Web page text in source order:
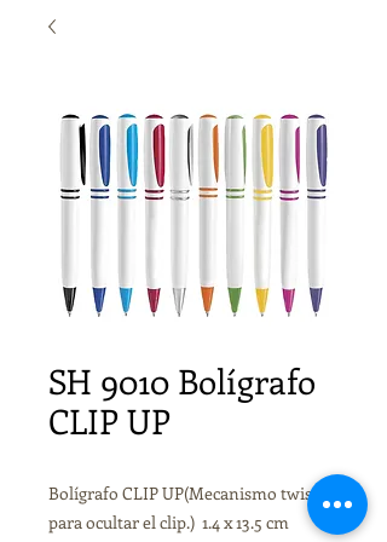
SH 9010 Bolígrafo
CLIP UP
Bolígrafo CLIP UP(Mecanismo twist
para ocultar el clip.) 1.4 x 13.5 cm